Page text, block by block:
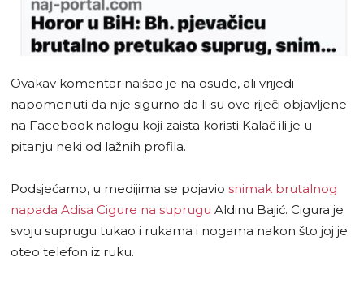
Ovakav komentar naišao je na osude, ali vrijedi
napomenuti da nije sigurno da li su ove riječi objavljene
na Facebook nalogu koji zaista koristi Kalač ili je u
pitanju neki od lažnih profila.
Podsjećamo, u medijima se pojavio snimak brutalnog
napada Adisa Cigure na suprugu Aldinu Bajić. Cigura je
svoju suprugu tukao i rukama i nogama nakon što joj je
oteo telefon iz ruku.